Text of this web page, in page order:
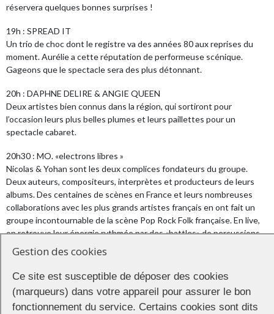
réservera quelques bonnes surprises !
19h : SPREAD IT
Un trio de choc dont le registre va des années 80 aux reprises du
moment. Aurélie a cette réputation de performeuse scénique.
Gageons que le spectacle sera des plus détonnant.
20h : DAPHNE DELIRE & ANGIE QUEEN
Deux artistes bien connus dans la région, qui sortiront pour
l’occasion leurs plus belles plumes et leurs paillettes pour un
spectacle cabaret.
20h30 : MO. «electrons libres »
Nicolas & Yohan sont les deux complices fondateurs du groupe.
Deux auteurs, compositeurs, interprètes et producteurs de leurs
albums. Des centaines de scènes en France et leurs nombreuses
collaborations avec les plus grands artistes français en ont fait un
groupe incontournable de la scène Pop Rock Folk française. En live,
on retrouve leur énergie rythmée par des «battles» de percussions
improvisées !
Dès 22h00 (après le concert), embarquez pour une croisière a bord
du bateau LE LUTECE pour 2h de Dancefloor sur la Seine sur le son
de l’un des meilleurs DJ’s de la capitale Dj Romano B.
Gestion des cookies
Ce site est susceptible de déposer des cookies
(marqueurs) dans votre appareil pour assurer le bon
fonctionnement du service. Certains cookies sont dits